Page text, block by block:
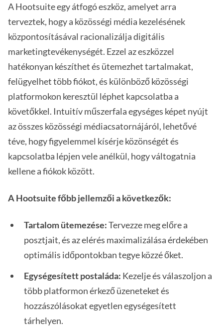
A Hootsuite egy átfogó eszköz, amelyet arra
terveztek, hogy a közösségi média kezelésének
központosításával racionalizálja digitális
marketingtevékenységét. Ezzel az eszközzel
hatékonyan készíthet és ütemezhet tartalmakat,
felügyelhet több fiókot, és különböző közösségi
platformokon keresztül léphet kapcsolatba a
követőkkel. Intuitív műszerfala egységes képet nyújt
az összes közösségi médiacsatornájáról, lehetővé
téve, hogy figyelemmel kísérje közönségét és
kapcsolatba lépjen vele anélkül, hogy váltogatnia
kellene a fiókok között.
A Hootsuite főbb jellemzői a következők:
Tartalom ütemezése:Tervezze meg előre a
posztjait, és az elérés maximalizálása érdekében
optimális időpontokban tegye közzé őket.
Egységesített postaláda: Kezelje és válaszoljon a
több platformon érkező üzeneteket és
hozzászólásokat egyetlen egységesített
tárhelyen.